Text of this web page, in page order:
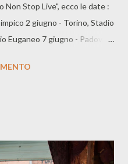
Non Stop Live", ecco le date :
2 giugno - Torino, Stadio
Euganeo 7 giugno - Padova,
Stadio San Nicola 17
dicembre.